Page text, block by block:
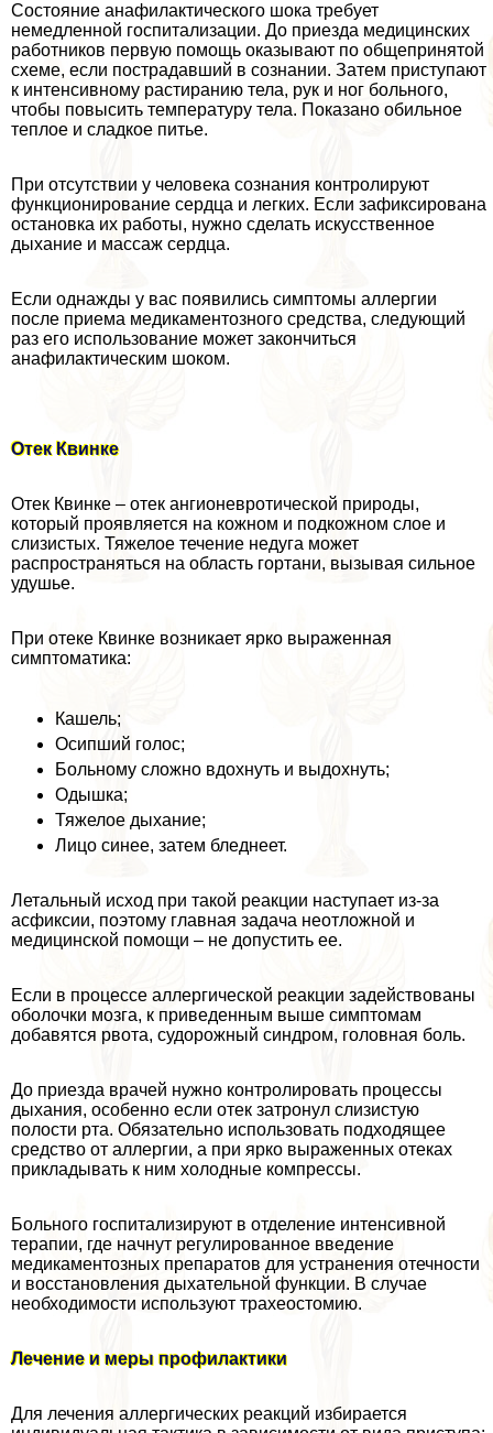
Состояние анафилактического шока требует
немедленной госпитализации. До приезда медицинских
работников первую помощь оказывают по общепринятой
схеме, если пострадавший в сознании. Затем приступают
к интенсивному растиранию тела, рук и ног больного,
чтобы повысить температуру тела. Показано обильное
теплое и сладкое питье.
При отсутствии у человека сознания контролируют
функционирование сердца и легких. Если зафиксирована
остановка их работы, нужно сделать искусственное
дыхание и массаж сердца.
Если однажды у вас появились симптомы аллергии
после приема медикаментозного средства, следующий
раз его использование может закончиться
анафилактическим шоком.
Отек Квинке
Отек Квинке – отек ангионевротической природы,
который проявляется на кожном и подкожном слое и
слизистых. Тяжелое течение недуга может
распространяться на область гортани, вызывая сильное
удушье.
При отеке Квинке возникает ярко выраженная
симптоматика:
Кашель;
Осипший голос;
Больному сложно вдохнуть и выдохнуть;
Одышка;
Тяжелое дыхание;
Лицо синее, затем бледнеет.
Летальный исход при такой реакции наступает из-за
асфиксии, поэтому главная задача неотложной и
медицинской помощи – не допустить ее.
Если в процессе аллергической реакции задействованы
оболочки мозга, к приведенным выше симптомам
добавятся рвота, судорожный синдром, головная боль.
До приезда врачей нужно контролировать процессы
дыхания, особенно если отек затронул слизистую
полости рта. Обязательно использовать подходящее
средство от аллергии, а при ярко выраженных отеках
прикладывать к ним холодные компрессы.
Больного госпитализируют в отделение интенсивной
терапии, где начнут регулированное введение
медикаментозных препаратов для устранения отечности
и восстановления дыхательной функции. В случае
необходимости используют трахеостомию.
Лечение и меры профилактики
Для лечения аллергических реакций избирается